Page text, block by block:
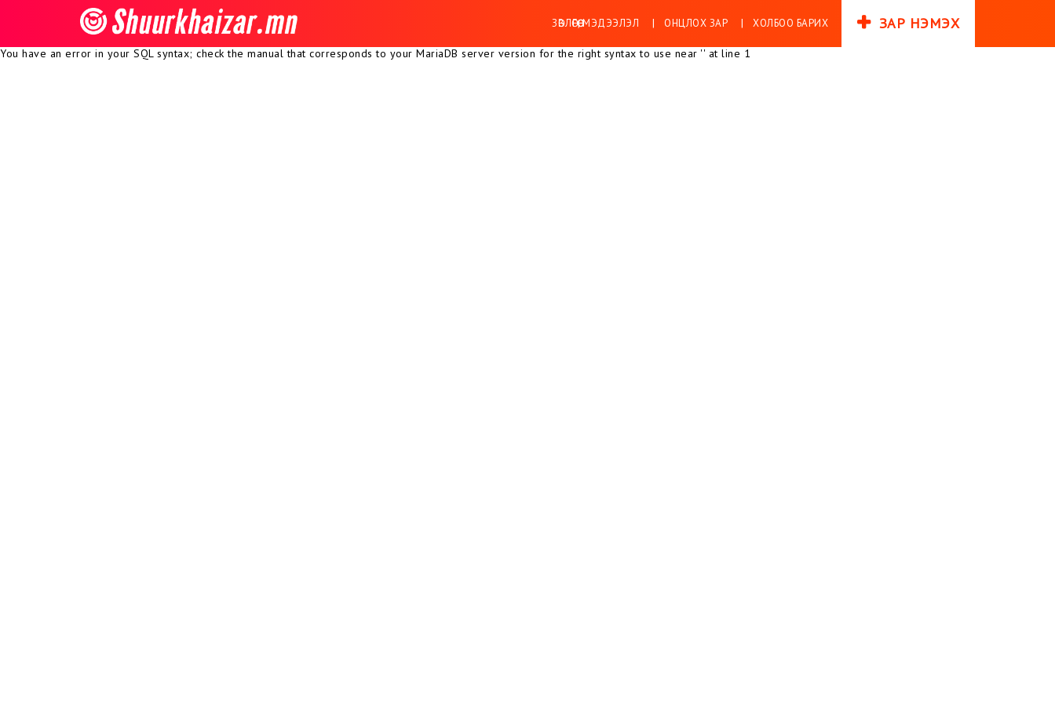
ЗӨВЛӨГӨӨ, МЭДЭЭЛЭЛ ОНЦЛОХ ЗАР ХОЛБОО БАРИХ ЗАР НЭМЭХ
You have an error in your SQL syntax; check the manual that corresponds to your MariaDB server version for the right syntax to use near '' at line 1